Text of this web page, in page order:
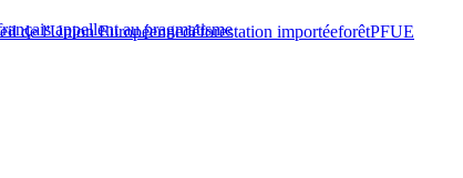
appellent au pragmatisme
de l'Union Européennedéforestation importéeforêtPFUE